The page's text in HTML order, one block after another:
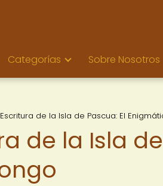
Categorías Sobre Nosotros
de la Isla de Pascua: El
de la Isla